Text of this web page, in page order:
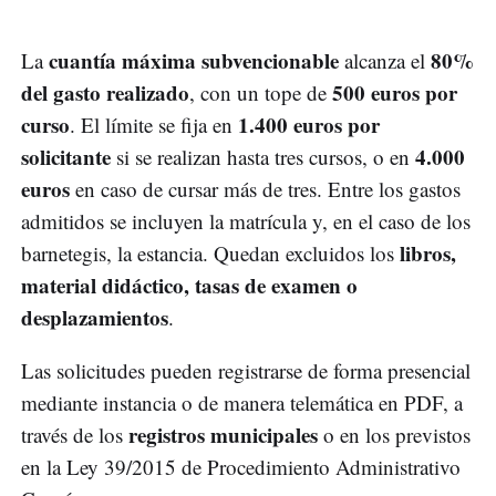
Lacuantía máxima subvencionable alcanza el 80%
del gasto realizado, con un tope de 500 euros por
curso. El límite se fija en 1.400 euros por
solicitante si se realizan hasta tres cursos, o en 4.000
euros en caso de cursar más de tres. Entre los gastos
admitidos se incluyen la matrícula y, en el caso de los
barnetegis, la estancia. Quedan excluidos los libros,
material didáctico, tasas de examen o
desplazamientos.
Las solicitudes pueden registrarse de forma presencial
mediante instancia o de manera telemática en PDF, a
través de los registros municipales o en los previstos
en la Ley 39/2015 de Procedimiento Administrativo